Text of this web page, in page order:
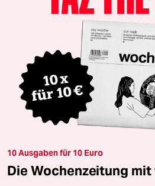
10 Ausgaben für 10 Euro
Die Wochenzeitung